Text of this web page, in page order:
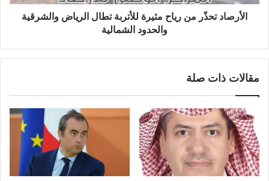
الأرصاد تحذّر من رياح مثيرة للأتربة تطال الرياض والشرقية
والحدود الشمالية
مقالات ذات صلة